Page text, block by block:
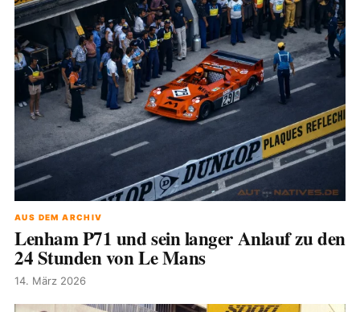
AUS DEM ARCHIV
Lenham P71 und sein langer Anlauf zu den
24 Stunden von Le Mans
14. März 2026